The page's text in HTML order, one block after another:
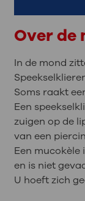
Over de
In de mond
Soms raakt
Een
zuigen op de
van een
Een
en is niet
U hoeft zich